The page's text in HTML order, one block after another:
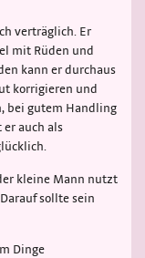
verträglich. Er
mit Rüden und
kann er durchaus
korrigieren und
bei gutem Handling
er auch als
kleine Mann nutzt
sollte sein
Dinge